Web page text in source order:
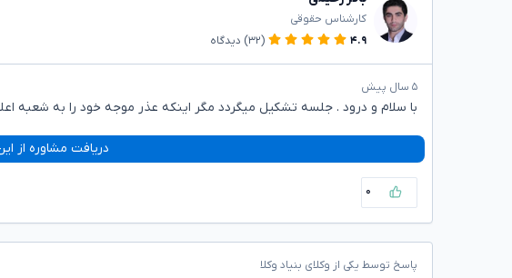
کارشناس حقوقی
۴.۹
(۳۲) دیدگاه
۵ سال پیش
با سلام و درود . جلسه تشکیل میگردد مگر اینکه عذر موجه خود را به شعبه
دریافت مشاوره از
۰
پاسخ توسط یکی از وکلای بنیاد وکلا